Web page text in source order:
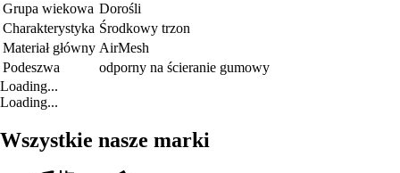
Grupa wiekowa Dorośli
Charakterystyka Środkowy trzon
Materiał główny AirMesh
Podeszwa
odporny na ścieranie gumowy
Loading...
Loading...
Wszystkie nasze marki